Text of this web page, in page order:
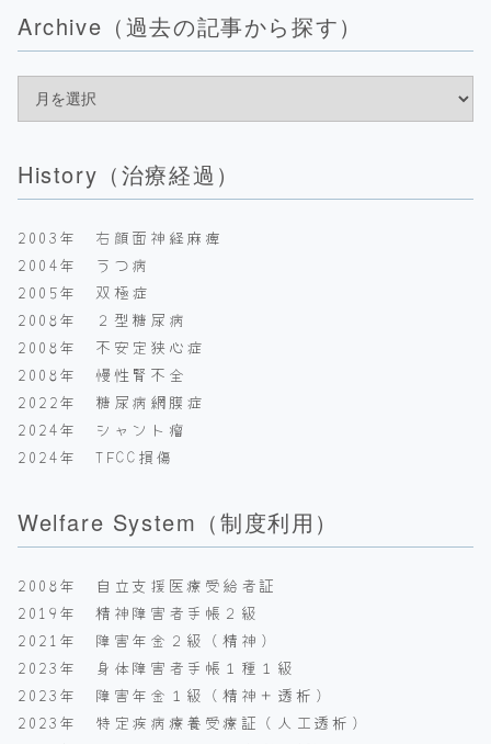
Archive（過去の記事から探す）
History（治療経過）
2003年 右顔面神経麻痺
2004年 うつ病
2005年 双極症
2008年 ２型糖尿病
2008年 不安定狭心症
2008年 慢性腎不全
2022年 糖尿病網膜症
2024年 シャント瘤
2024年 TFCC損傷
Welfare System（制度利用）
2008年 自立支援医療受給者証
2019年 精神障害者手帳２級
2021年 障害年金２級（精神）
2023年 身体障害者手帳１種１級
2023年 障害年金１級（精神＋透析）
2023年 特定疾病療養受療証（人工透析）